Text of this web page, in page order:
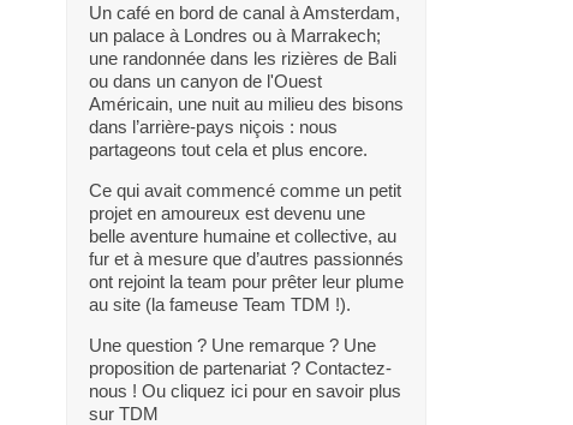
Un café en bord de canal à Amsterdam,
un palace à Londres ou à Marrakech;
une randonnée dans les rizières de Bali
ou dans un canyon de l'Ouest
Américain, une nuit au milieu des bisons
dans l’arrière-pays niçois : nous
partageons tout cela et plus encore.
Ce qui avait commencé comme un petit
projet en amoureux est devenu une
belle aventure humaine et collective, au
fur et à mesure que d’autres passionnés
ont rejoint la team pour prêter leur plume
au site (la fameuse Team TDM !).
Une question ? Une remarque ? Une
proposition de partenariat ? Contactez-
nous ! Ou cliquez ici pour en savoir plus
sur TDM